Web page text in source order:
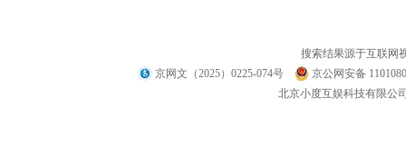
搜索结果源于互联网
京网文（2025）0225-074号
京公网安备
北京小度互娱科技有限公